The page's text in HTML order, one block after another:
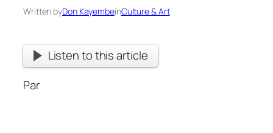
Written byDon KayembeinCulture & Art
Listen to this article
Par